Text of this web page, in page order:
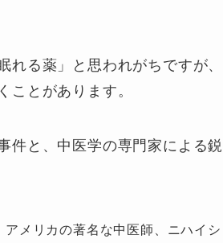
れる薬」と思われがちですが
ことがあります。
件と、中医学の専門家による
メリカの著名な中医師、ニハイシ